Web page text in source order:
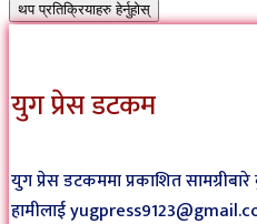
थप प्रतिक्रियाहरु हेर्नुहोस्
युग प्रेस डटकम
युग प्रेस डटकममा प्रकाशित
हामीलाई